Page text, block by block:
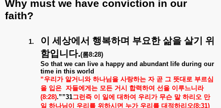
Why must we have conviction in our
faith?
1. 이 세상에서 행복하며 부요한 삶을 살기
위
함입니다.(롬8:28)
So that we can live a happy and abundant life during our
time in this world
“우리가 알거니와 하나님을 사랑하는 자 곧 그 뜻대로 부르심
을 입은 자들에게는 모든 거시 합력하여 선을 이루느니라
(8:28).””31그런즉 이 일에 대하여 우리가 무슨 말 하리오 만
일 하나님이 우리를 위하시면 누가 우리를 대적하리오(8:31)